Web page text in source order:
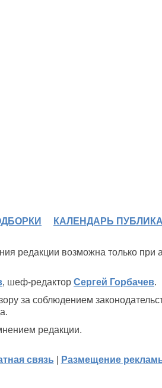
КАЛЕНДАРЬ
редакции возможна только при
, шеф-редактор Сергей Горбачев.
за соблюдением
редакции.
связь Размещение